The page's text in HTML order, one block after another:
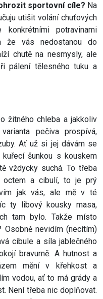
sportovní cíle? Na
utišit volání chuťových
konkrétními potravinami
že vás nedostanou do
chutě na nesmysly, ale
pálení tělesného tuku a
žitného chleba a jakkoliv
pečiva prospívá,
Ať už si jej dávám se
šunkou s kouskem
vždycky suchá. To třeba
octem a cibulí, to je prý
jak vás, ale mě v té
ty libový kousky masa,
tam bylo. Takže místo
nevidím (necítím)
cibule a síla jablečného
bravurně. A hutnost a
mění v křehkost a
vodou, ať to má grády a
Není třeba nic doplňovat.